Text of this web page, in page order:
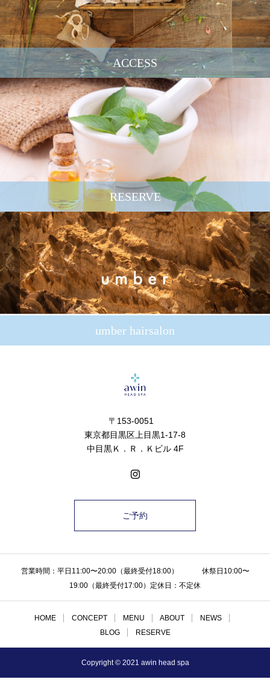
ACCESS
RESERVE
umber hairsalon
〒153-0051
東京都目黒区上目黒1-17-8
中目黒Ｋ．Ｒ．Ｋビル 4F
ご予約
営業時間：平日11:00〜20:00（最終受付18:00） 休祭日10:00〜
19:00（最終受付17:00）定休日：不定休
HOME CONCEPT MENU ABOUT
NEWS
BLOG
RESERVE
Copyright © 2021 awin head spa